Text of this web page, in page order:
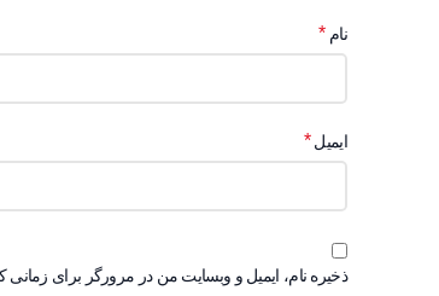
نام*
ایمیل*
ذخیره نام، ایمیل و وبسایت من در مرورگر برای زمانی